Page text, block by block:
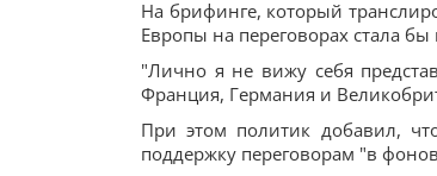
На брифинге, который
Европы на переговорах стала
"Лично я не вижу себя
Франция, Германия и
При этом политик добавил,
поддержку переговорам "в